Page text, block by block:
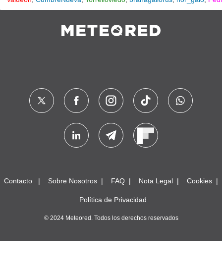
Contacto Sobre Nosotros FAQ Nota Legal Cookies
Política de Privacidad
© 2024 Meteored. Todos los derechos reservados